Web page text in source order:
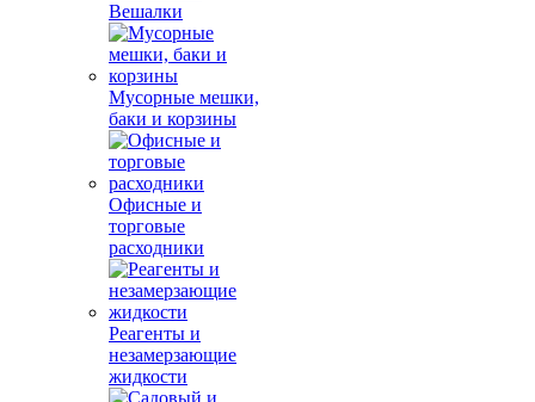
Вешалки
Мусорные мешки,
баки и корзины
Офисные и
торговые
расходники
Реагенты и
незамерзающие
жидкости